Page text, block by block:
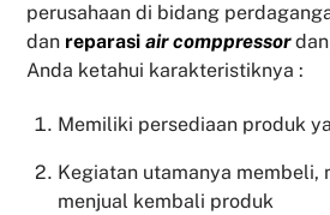
perusahaan di bidang
dan reparasiair comppressor
Anda ketahui karakteristiknya :
Memiliki persediaan produk
Kegiatan utamanya membeli,
menjual kembali produk